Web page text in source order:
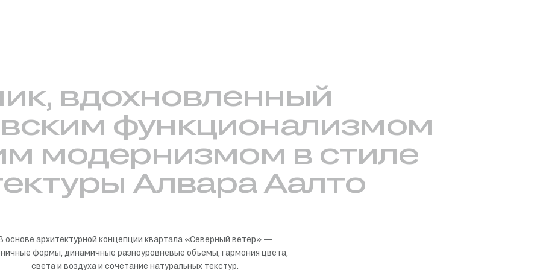
вдохновленный
функционализмом
модернизмом в стиле
Алвара Аалто
основе архитектурной концепции квартала «Северный ветер» —
формы, динамичные разноуровневые объемы, гармония цвета,
света и воздуха и сочетание натуральных текстур.